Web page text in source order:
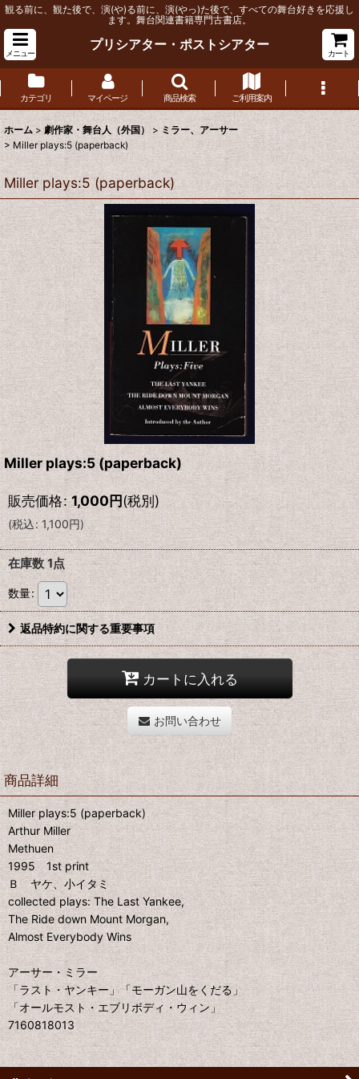
観る前に、観た後で、演(や)る前に、演(やっ)た後で、すべての舞台好きを応援し
ます。舞台関連書籍専門古書店。
メニュー
プリシアター・ポストシアター
カート
カテゴリ マイページ 商品検索 ご利用案内
ホーム > 劇作家・舞台人（外国） > ミラー、アーサー
> Miller plays:5 (paperback)
Miller plays:5 (paperback)
Miller plays:5 (paperback)
販売価格: 1,000円(税別)
(税込: 1,100円)
在庫数 1点
数量:
返品特約に関する重要事項
カートに入れる
お問い合わせ
商品詳細
Miller plays:5 (paperback)
Arthur Miller
Methuen
1995 1st print
Ｂ ヤケ、小イタミ
collected plays: The Last Yankee,
The Ride down Mount Morgan,
Almost Everybody Wins
アーサー・ミラー
「ラスト・ヤンキー」「モーガン山をくだる」
「オールモスト・エブリボディ・ウィン」
7160818013